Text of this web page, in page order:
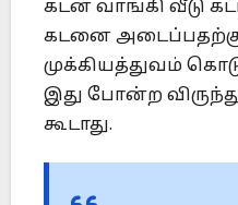
கடன் வாங்கி வீடு
கடனை
முக்கியத்துவம்
இது போன்ற
கூடாது.